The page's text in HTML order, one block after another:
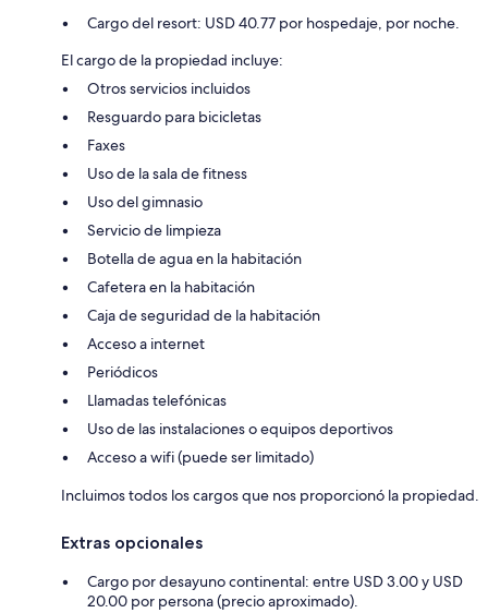
Cargo del resort: USD 40.77 por hospedaje, por noche.
El cargo de la propiedad incluye:
Otros servicios incluidos
Resguardo para bicicletas
Faxes
Uso de la sala de fitness
Uso del gimnasio
Servicio de limpieza
Botella de agua en la habitación
Cafetera en la habitación
Caja de seguridad de la habitación
Acceso a internet
Periódicos
Llamadas telefónicas
Uso de las instalaciones o equipos deportivos
Acceso a wifi (puede ser limitado)
Incluimos todos los cargos que nos proporcionó la propiedad.
Extras opcionales
Cargo por desayuno continental: entre USD 3.00 y USD
20.00 por persona (precio aproximado).